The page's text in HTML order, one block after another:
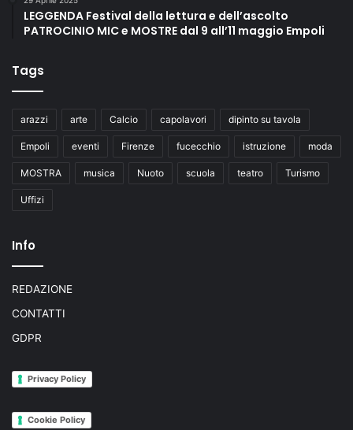
LEGGENDA Festival della lettura e dell’ascolto
PATROCINIO MIC e MOSTRE dal 9 all’11 maggio Empoli
Tags
arazzi arte Calcio capolavori dipinto su tavola
Empoli eventi Firenze fucecchio istruzione moda
MOSTRA musica Nuoto scuola teatro Turismo
Uffizi
Info
REDAZIONE
CONTATTI
GDPR
Privacy Policy
Cookie Policy